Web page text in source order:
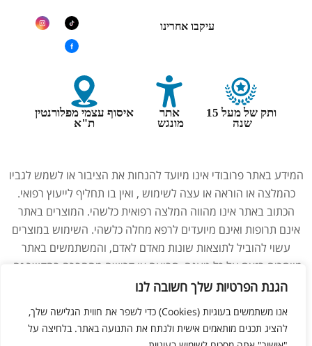
הגנת הפרטיות שלך חשובה לנו
אנו משתמשים בעוגיות (Cookies) כדי לשפר את חווית הגלישה שלך,
להציג תכנים מותאמים אישית ולנתח את התנועה באתר. בלחיצה על
עיקבו אחרינו
ותק של מעל 15
שנה
אתר
מונגש
איסוף עצמי מפלורנטין
ת"א
המידע באתר פרובודי אינו מיועד להנחות את הציבור או לשמש לגביו
כהמלצה או הוראה או עצה לשימוש , ואין בו תחליף לייעוץ רפואי.
הכתוב באתר אינו מהווה המלצה רפואית כלשהי. המוצרים באתר
אינם תרופות ואינם מיועדים לרפא מחלה כלשהי. השימוש במוצרים
עשוי להוביל לתוצאות שונות מאדם לאדם, והמשתמשים באתר
מוותרים בזאת על כל טענה, תביעה או דרישה מהחברה בהקשר זה.
נשים בהיריון, מניקות, ילדים והנוטלים תרופות מרשם – יש להיוועץ